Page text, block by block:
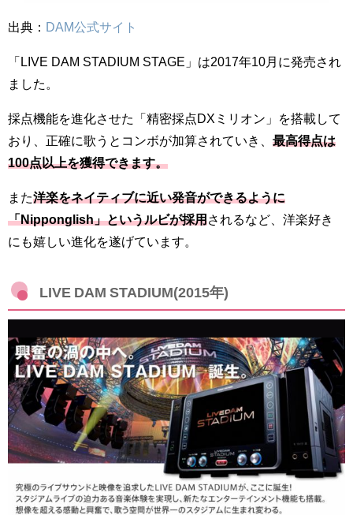
出典： DAM公式サイト
「LIVE DAM STADIUM STAGE」は2017年10月に発売され
ました。
採点機能を進化させた「精密採点DXミリオン」を搭載して
おり、正確に歌うとコンボが加算されていき、 最高得点は
100点以上を獲得できます。
また洋楽をネイティブに近い発音ができるように
「Nipponglish」というルビが採用されるなど、洋楽好き
にも嬉しい進化を遂げています。
LIVE DAM STADIUM(2015年)